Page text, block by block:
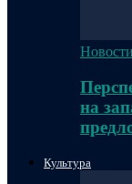
на
Культура